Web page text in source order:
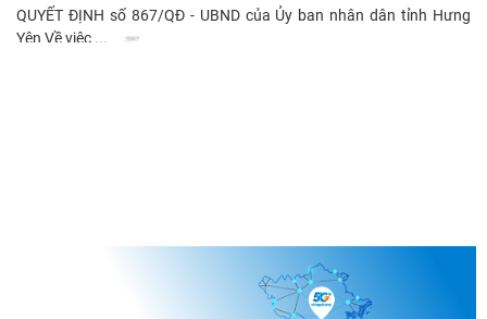
QUYẾT ĐỊNH số 867/QĐ - UBND của Ủy ban nhân dân tỉnh Hưng
Yên Về việc ...